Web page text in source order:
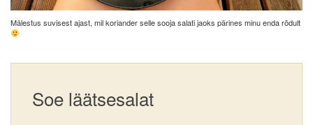
Mälestus suvisest ajast, mil koriander selle sooja salati jaoks pärines minu enda rõdult
Soe läätsesalat